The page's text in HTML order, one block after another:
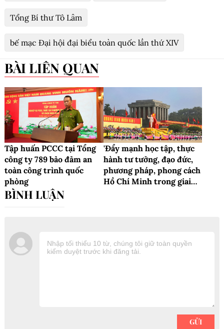
Tổng Bí thư Tô Lâm
bế mạc Đại hội đại biểu toàn quốc lần thứ XIV
BÀI LIÊN QUAN
Tập huấn PCCC tại Tổng
công ty 789 bảo đảm an
toàn công trình quốc
phòng
'Đẩy mạnh học tập, thực
hành tư tưởng, đạo đức,
phương pháp, phong cách
Hồ Chí Minh trong giai